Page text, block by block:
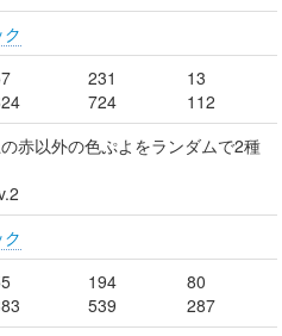
231
724
13
112
赤以外の色ぷよをランダムで2種
194
539
80
287